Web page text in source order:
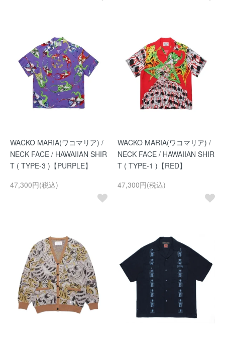
WACKO MARIA(ワコマリア) /
NECK FACE / HAWAIIAN SHIR
T ( TYPE-3 )【PURPLE】
47,300円(税込)
WACKO MARIA(ワコマリア) /
NECK FACE / HAWAIIAN SHIR
T ( TYPE-1 )【RED】
47,300円(税込)